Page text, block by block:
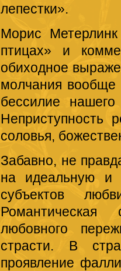
лепестки».
Морис
птицах» и
обиходное
молчания
бессилие
Неприступность
соловья,
Забавно, не
на идеальную и
субъектов
любовного
страсти. В
проявление